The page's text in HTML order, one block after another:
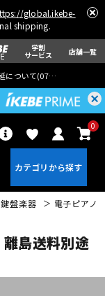
global.ikebe-
shipping.
学割
サービス 店舗一覧
について(07月29日
0
盤楽器 電子ピアノ
島送料別途